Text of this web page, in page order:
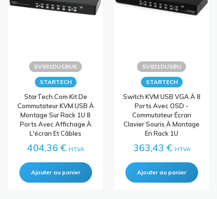
SV831DUSBUK
STARTECH
StarTech.com Kit De
Commutateur KVM USB À
Montage Sur Rack 1U 8
Ports Avec Affichage À
L'écran Et Câbles
404,36 € HTVA
SV831DUSBU
STARTECH
Switch KVM USB VGA À 8
Ports Avec OSD -
Commutateur Écran
Clavier Souris À Montage
En Rack 1U
363,43 € HTVA